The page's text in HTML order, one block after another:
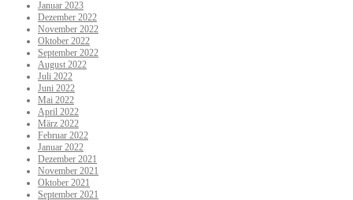
Januar 2023
Dezember 2022
November 2022
Oktober 2022
September 2022
August 2022
Juli 2022
Juni 2022
Mai 2022
April 2022
März 2022
Februar 2022
Januar 2022
Dezember 2021
November 2021
Oktober 2021
September 2021